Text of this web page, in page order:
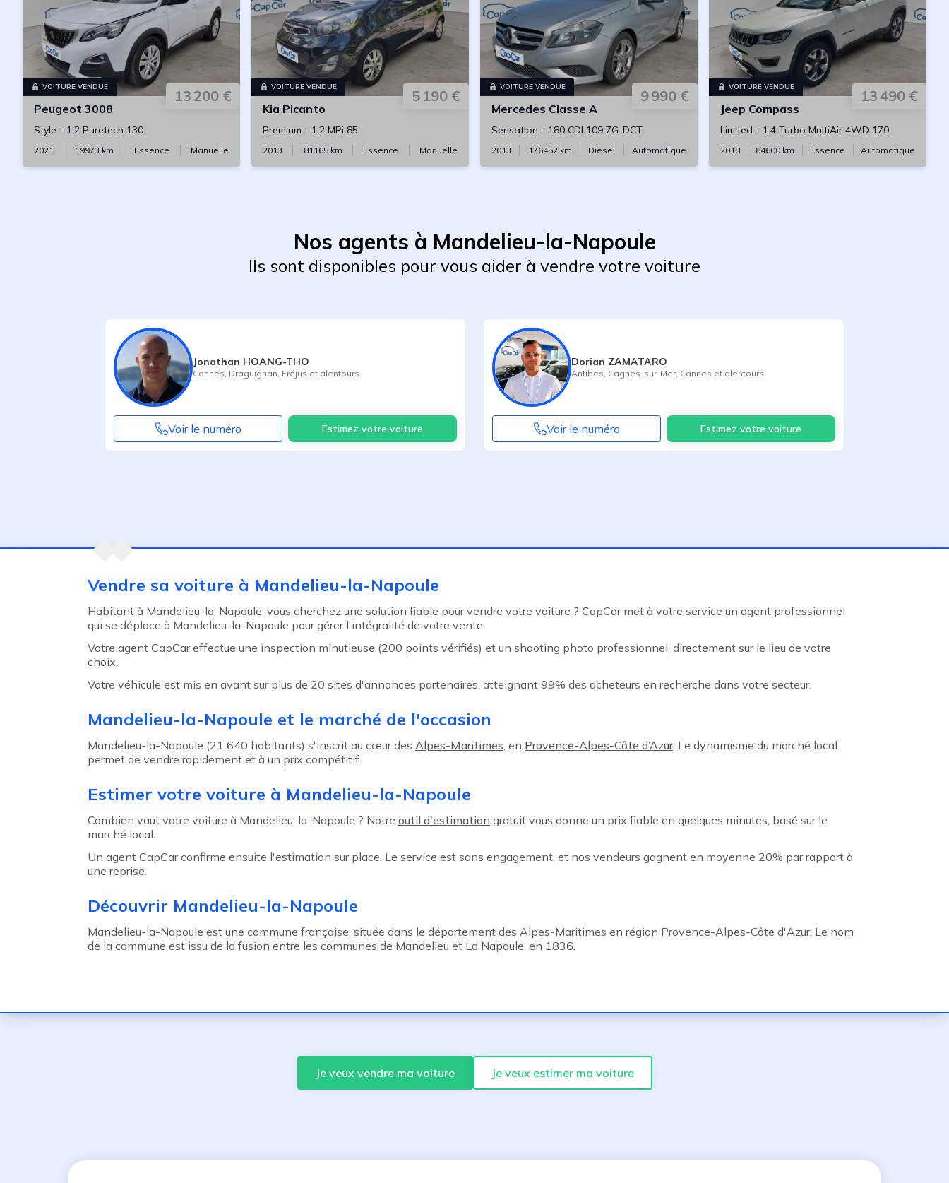
VOITURE VENDUE
13 200 €
Peugeot 3008
Style - 1.2 Puretech 130
2021 19973 km Essence Manuelle
VOITURE VENDUE
5 190 €
Kia Picanto
Premium - 1.2 MPi 85
2013 81165km Essence Manuelle
VOITURE VENDUE
9 990 €
Mercedes Classe A
Sensation - 180 CDI 109 7G-DCT
2013 176452km Diesel Automatique
VOITURE VENDUE
13 490 €
Jeep Compass
Limited - 1.4 Turbo MultiAir 4WD 170
2018 84600 km Essence Automatique
Nos agents à Mandelieu-la-Napoule
Ils sont disponibles pour vous aider à vendre votre voiture
Jonathan HOANG-THO
Cannes Draguignan Fréjus et alentours
Voir le numéro Estimez votre voiture
Dorian ZAMATARO
Antibes Cagnes-sur-Mer, Cannes et alentours
Voir le numéro Estimez votre voiture
Agent précédentVendre sa voiture à Mandelieu-la-Napoule
Habitant à Mandelieu-la-Napoule, vous cherchez une solution fiable pour vendre votre voiture ? CapCar met à votre service un agent professionnel
qui se déplace à Mandelieu-la-Napoule pour gérer l'intégralité de votre vente.
Votre agent CapCar effectue une inspection minutieuse (200 points vérifiés) et un shooting photo professionnel, directement sur le lieu de votre
choix.
Votre véhicule est mis en avant sur plus de 20 sites d'annonces partenaires, atteignant 99% des acheteurs en recherche dans votre secteur.
Mandelieu-la-Napoule et le marché de l'occasion
Mandelieu-la-Napoule (21 640 habitants) s'inscrit au cœur des Alpes-Maritimes, en Provence-Alpes-Côte d’Azur. Le dynamisme du marché local
permet de vendre rapidement et à un prix compétitif.
Estimer votre voiture à Mandelieu-la-Napoule
Combien vaut votre voiture à Mandelieu-la-Napoule ? Notre outil d'estimation gratuit vous donne un prix fiable en quelques minutes, basé sur le
marché local.
Un agent CapCar confirme ensuite l'estimation sur place. Le service est sans engagement, et nos vendeurs gagnent en moyenne 20% par rapport à
une reprise.
Découvrir Mandelieu-la-Napoule
Mandelieu-la-Napoule est une commune française, située dans le département des Alpes-Maritimes en région Provence-Alpes-Côte d'Azur. Le nom
de la commune est issu de la fusion entre les communes de Mandelieu et La Napoule, en 1836.
Je veux vendre ma voiture Je veux estimer ma voiture